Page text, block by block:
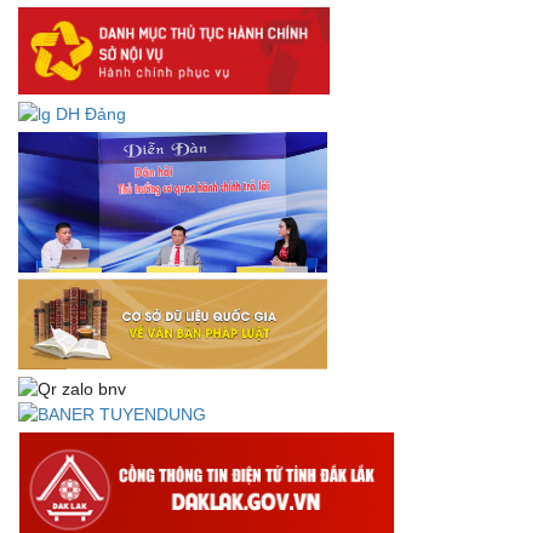
DANH SÁCH HỒ SƠ CÁN BỘ ĐI B TỈNH ĐĂK LẮK -
Lấy ý kiến dự thảo Quyết định quy phạm pháp luật quy
định về thành lập, tổ chức và hoạt động của tổ chức phối
hợp liên ngành
Thông báo về việc tải biểu mẫu báo cáo kết quả 06 năm
thực hiện Nghị quyết số 18-NQ/TW và Nghị quyết số 19-
NQ/TW
Thư chúc mừng của Bộ trưởng Bộ Nội vụ nhân dịp kỷ
niệm 78 năm Ngày thành lập Bộ Nội vụ, Ngày truyền
thống ngành Tổ chức nhà nước (28/8/1945-28/8/2023)
Thông báo về việc đăng tải Bộ câu hỏi và gợi ý trả lời Hội
thi dân vận khéo năm 2023